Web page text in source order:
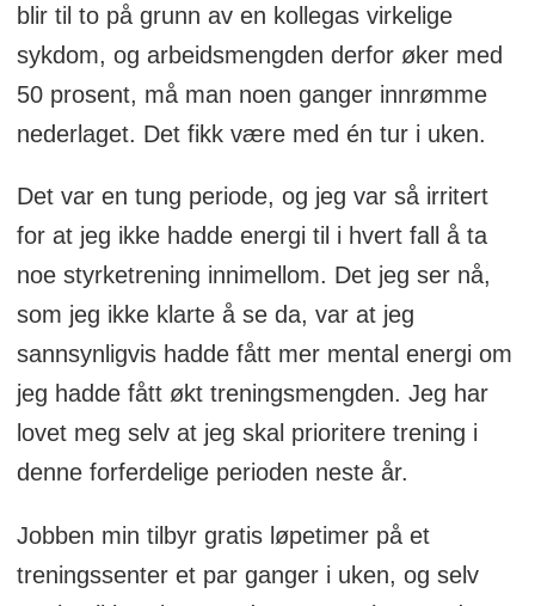
blir til to på grunn av en kollegas virkelige
sykdom, og arbeidsmengden derfor øker med
50 prosent, må man noen ganger innrømme
nederlaget. Det fikk være med én tur i uken.
Det var en tung periode, og jeg var så irritert
for at jeg ikke hadde energi til i hvert fall å ta
noe styrketrening innimellom. Det jeg ser nå,
som jeg ikke klarte å se da, var at jeg
sannsynligvis hadde fått mer mental energi om
jeg hadde fått økt treningsmengden. Jeg har
lovet meg selv at jeg skal prioritere trening i
denne forferdelige perioden neste år.
Jobben min tilbyr gratis løpetimer på et
treningssenter et par ganger i uken, og selv